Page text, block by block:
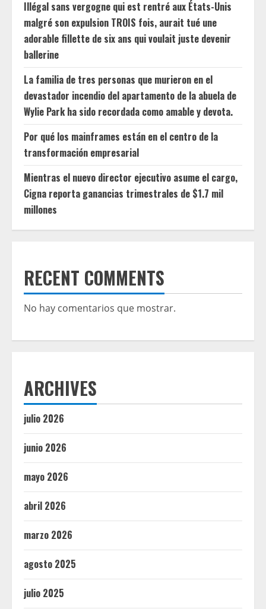
Illégal sans vergogne qui est rentré aux États-Unis
malgré son expulsion TROIS fois, aurait tué une
adorable fillette de six ans qui voulait juste devenir
ballerine
La familia de tres personas que murieron en el
devastador incendio del apartamento de la abuela de
Wylie Park ha sido recordada como amable y devota.
Por qué los mainframes están en el centro de la
transformación empresarial
Mientras el nuevo director ejecutivo asume el cargo,
Cigna reporta ganancias trimestrales de $1.7 mil
millones
RECENT COMMENTS
No hay comentarios que mostrar.
ARCHIVES
julio 2026
junio 2026
mayo 2026
abril 2026
marzo 2026
agosto 2025
julio 2025